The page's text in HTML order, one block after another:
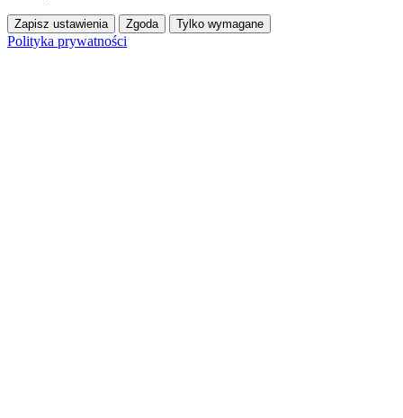
Zapisz ustawienia Zgoda Tylko wymagane
Polityka prywatności